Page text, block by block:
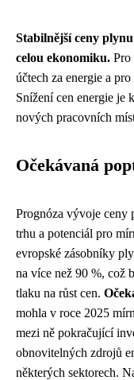
Stabilnější ceny
celou ekonomiku. Pro
účtech za energie a
Snížení cen energie je
nových pracovních
Očekávaná
Prognóza vývoje ceny
trhu a potenciál pro
evropské zásobníky
na více než 90 %, což
tlaku na růst cen.
mohla v roce 2025
mezi ně pokračující
obnovitelných zdrojů
některých sektorech.